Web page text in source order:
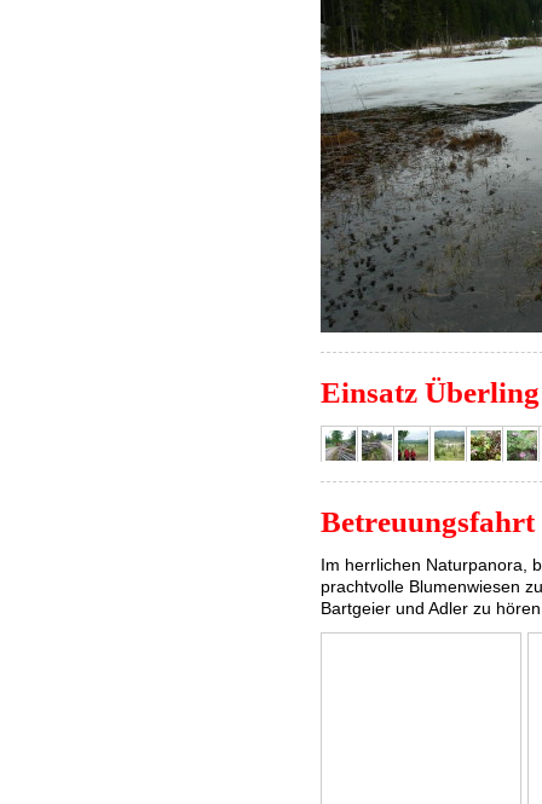
Einsatz Überling
Im herrlichen Naturpanora,
prachtvolle Blumenwiesen
Bartgeier und Adler zu